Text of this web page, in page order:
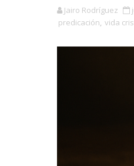
Jairo Rodríguez
predicación, vida